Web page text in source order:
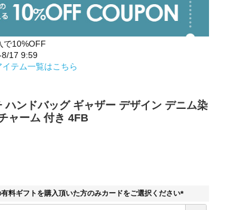
で10%OFF
8/17 9:59
テム一覧はこちら
ハンドバッグ ギャザー デザイン デニム染
ャーム 付き 4FB
料ギフトを購入頂いた方のみカードをご選択ください
(